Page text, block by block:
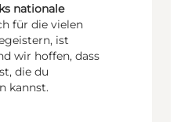
nationale
für die vielen
ist
wir hoffen, dass
die du
kannst.